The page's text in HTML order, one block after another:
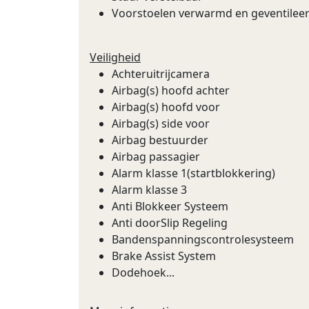
Voorstoelen verwarmd en
Veiligheid
Achteruitrijcamera
Airbag(s) hoofd achter
Airbag(s) hoofd voor
Airbag(s) side voor
Airbag bestuurder
Airbag passagier
Alarm klasse 1(startblokkering)
Alarm klasse 3
Anti Blokkeer Systeem
Anti doorSlip Regeling
Bandenspanningscontrolesysteem
Brake Assist System
Dodehoek...